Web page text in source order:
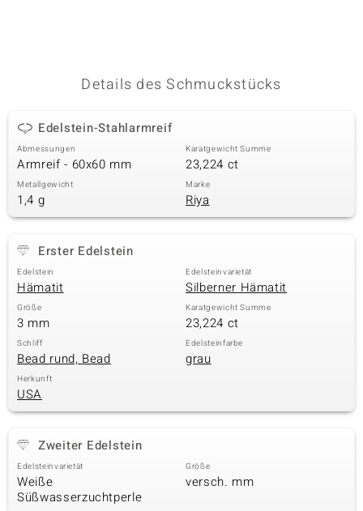
Classics
Details des Schmuckstücks
Edelstein-Stahlarmreif
Abmessungen
Armreif - 60x60 mm
Karatgewicht Summe
23,224 ct
Metallgewicht
1,4 g
Marke
Riya
Erster Edelstein
Edelstein
Hämatit
Edelsteinvarietät
Silberner Hämatit
Größe
3 mm
Karatgewicht Summe
23,224 ct
Schliff
Bead rund, Bead
Edelsteinfarbe
grau
Herkunft
USA
Zweiter Edelstein
Edelsteinvarietät
Weiße
Süßwasserzuchtperle
Größe
versch. mm